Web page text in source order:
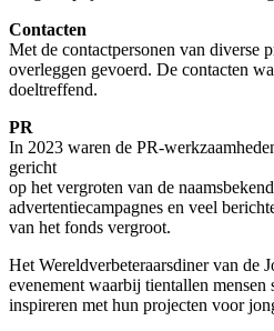
Contacten
Met de contactpersonen van diverse
overleggen gevoerd. De contacten
doeltreffend.
PR
In 2023 waren de PR-
gericht
op het vergroten van de
advertentiecampagnes en veel
van het fonds vergroot.
Het Wereldverbeteraarsdiner van de
evenement waarbij tientallen mensen
inspireren met hun projecten voor